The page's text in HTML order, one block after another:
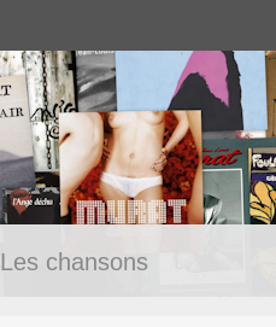
Les chansons